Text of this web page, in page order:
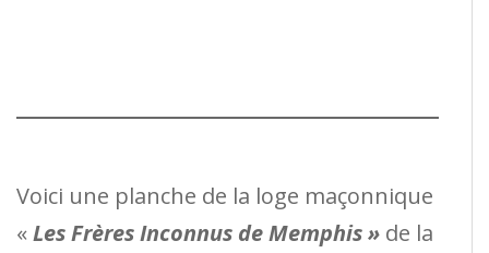
Voici une planche de la loge maçonnique
«Les Frères Inconnus de Memphis » de la